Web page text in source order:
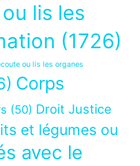
lis les
(1726)
ou lis les organes
Corps
(50) Droit Justice
et légumes ou
avec le